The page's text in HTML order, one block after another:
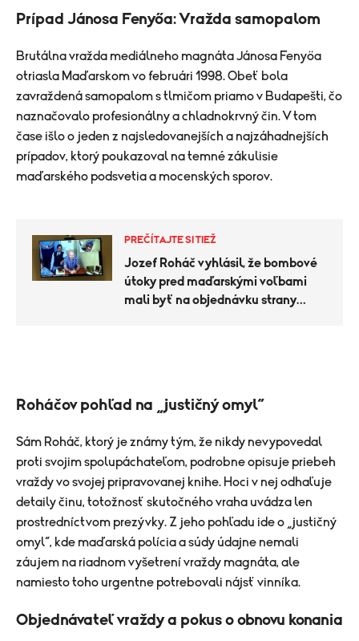
Prípad Jánosa Fenyőa: Vražda samopalom
Brutálna vražda mediálneho magnáta Jánosa Fenyőa
otriasla Maďarskom vo februári 1998. Obeť bola
zavraždená samopalom s tlmičom priamo v Budapešti, čo
naznačovalo profesionálny a chladnokrvný čin. V tom
čase išlo o jeden z najsledovanejších a najzáhadnejších
prípadov, ktorý poukazoval na temné zákulisie
maďarského podsvetia a mocenských sporov.
PREČÍTAJTE SI TIEŽ
Jozef Roháč vyhlásil, že bombové
útoky pred maďarskými voľbami
mali byť na objednávku strany
Roháčov pohľad na „justičný omyl“
Sám Roháč, ktorý je známy tým, že nikdy nevypovedal
proti svojim spolupáchateľom, podrobne opisuje priebeh
vraždy vo svojej pripravovanej knihe. Hoci v nej odhaľuje
detaily činu, totožnosť skutočného vraha uvádza len
prostredníctvom prezývky. Z jeho pohľadu ide o „justičný
omyl“, kde maďarská polícia a súdy údajne nemali
záujem na riadnom vyšetrení vraždy magnáta, ale
namiesto toho urgentne potrebovali nájsť vinníka.
Objednávateľ vraždy a pokus o obnovu konania